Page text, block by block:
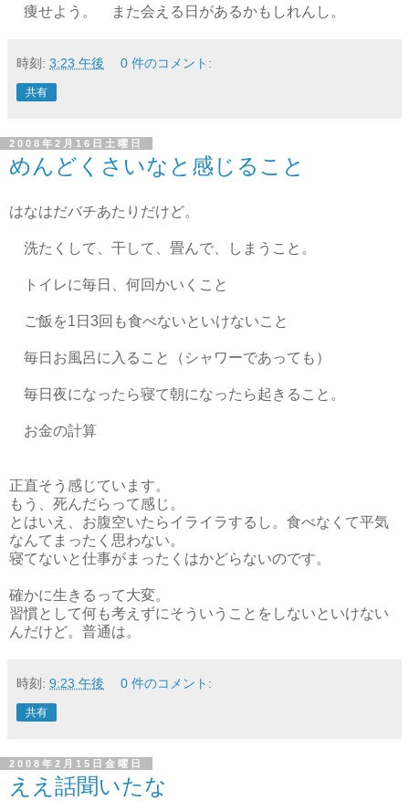
痩せよう。 また会える日があるかもしれんし。
時刻: 3:23 午後 0 件のコメント:
共有
2008年2月16日土曜日
めんどくさいなと感じること
はなはだバチあたりだけど。
洗たくして、干して、畳んで、しまうこと。
トイレに毎日、何回かいくこと
ご飯を1日3回も食べないといけないこと
毎日お風呂に入ること（シャワーであっても）
毎日夜になったら寝て朝になったら起きること。
お金の計算
正直そう感じています。
もう、死んだらって感じ。
とはいえ、お腹空いたらイライラするし。食べなくて平気
なんてまったく思わない。
寝てないと仕事がまったくはかどらないのです。
確かに生きるって大変。
習慣として何も考えずにそういうことをしないといけない
んだけど。普通は。
時刻: 9:23 午後 0 件のコメント:
共有
2008年2月15日金曜日
ええ話聞いたな